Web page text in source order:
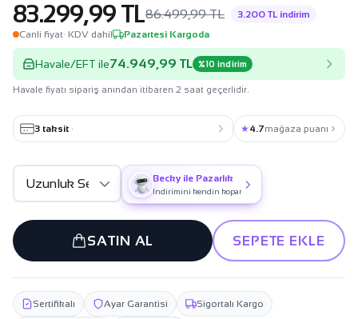
83.299,99 TL86.499,99 TL
3.200 TL indirim
Canli fiyat· KDV dahil Pazartesi Kargoda
Havale/EFT ile74.949,99 TL %10 indirim
Havale fiyatı sipariş anından itibaren 2 saat geçerlidir.
3 taksit · ★4.7mağaza puanı
Becky ile Pazarlık
İndirimini kendin kopar
SATIN AL SEPETE EKLE
Sertifikalı Ayar Garantisi Sigortalı Kargo